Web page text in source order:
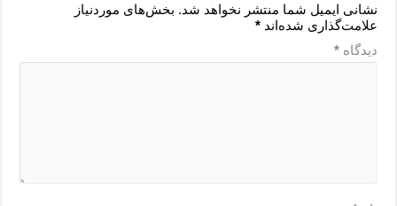
نشانی ایمیل شما منتشر نخواهد شد. بخش‌های موردنیاز
علامت‌گذاری شده‌اند*
دیدگاه*